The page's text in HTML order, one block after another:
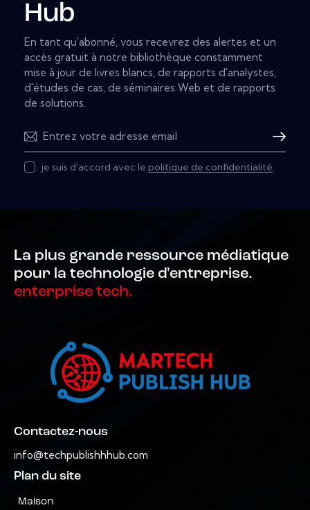
Hub
En tant qu'abonné, vous recevrez des alertes et un
accès gratuit à notre bibliothèque constamment
mise à jour de livres blancs, de rapports d'analystes,
d'études de cas, de séminaires Web et de rapports
de solutions.
Subscribe
je suis d'accord avec le politique de confidentialité.
La plus grande ressource médiatique
pour la technologie d'entreprise.
enterprise tech.
Contactez-nous
info@techpublishhhub.com
Plan du site
Maison